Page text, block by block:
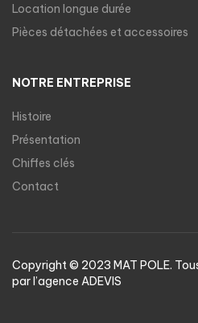
Location longue durée
Pièces détachées et accessoires
NOTRE ENTREPRISE
Histoire
Présentation
Chiffes clés
Contact
Copyright © 2023 MAT POLE.
par l’agence ADEVIS